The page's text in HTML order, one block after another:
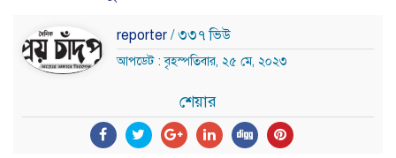
reporter / ৩৩৭ ভিউ
আপডেট : বৃহস্পতিবার, ২৫ মে, ২০২৩
শেয়ার